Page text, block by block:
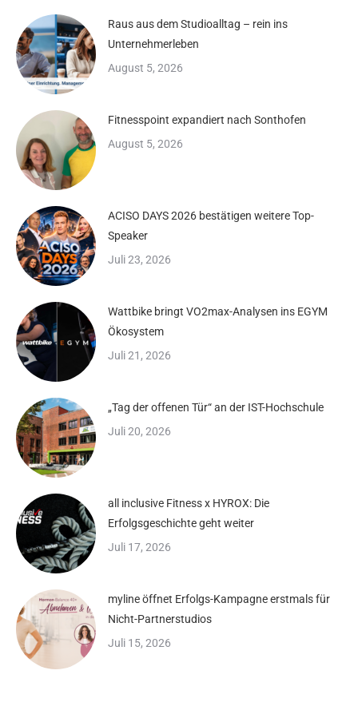
Raus aus dem Studioalltag – rein ins
Unternehmerleben
August 5, 2026
Fitnesspoint expandiert nach Sonthofen
August 5, 2026
ACISO DAYS 2026 bestätigen weitere Top-
Speaker
Juli 23, 2026
Wattbike bringt VO2max-Analysen ins EGYM
Ökosystem
Juli 21, 2026
„Tag der offenen Tür“ an der IST-Hochschule
Juli 20, 2026
all inclusive Fitness x HYROX: Die
Erfolgsgeschichte geht weiter
Juli 17, 2026
myline öffnet Erfolgs-Kampagne erstmals für
Nicht-Partnerstudios
Juli 15, 2026